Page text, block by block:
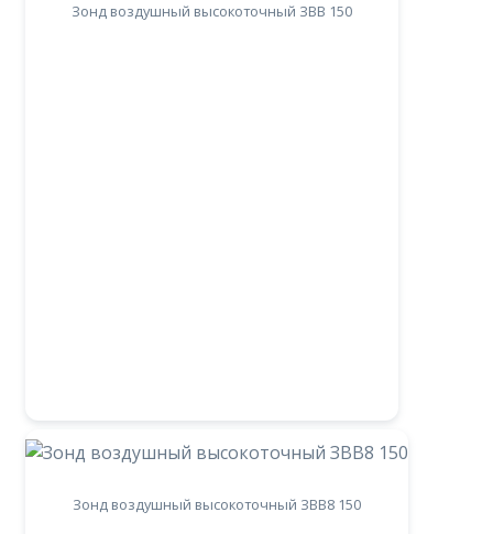
Зонд воздушный высокоточный ЗВВ 150
Зонд воздушный высокоточный ЗВВ8 150